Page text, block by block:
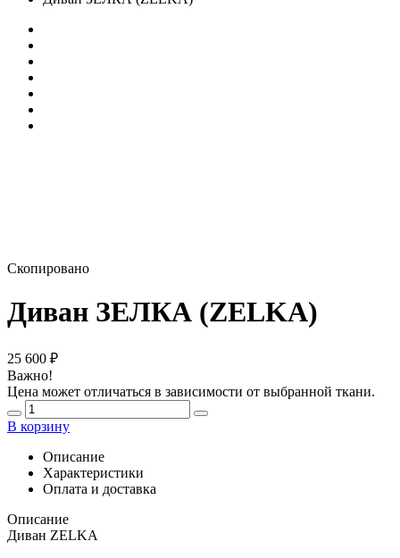
Скопировано
Диван ЗЕЛКА (ZELKA)
25 600 ₽
Важно!
Цена может отличаться в зависимости от выбранной ткани.
В корзину
Описание
Характеристики
Оплата и доставка
Описание
Диван ZELKA